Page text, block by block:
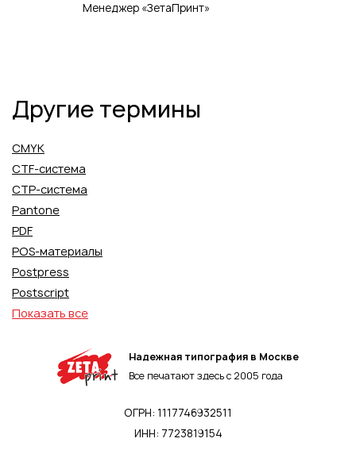
Менеджер «ЗетаПринт»
Другие термины
CMYK
CTF-система
CTP-система
Pantone
PDF
POS-материалы
Postpress
Postscript
Показать все
Надежная типография в Москве
Все печатают здесь с 2005 года
ОГРН: 1117746932511
ИНН: 7723819154